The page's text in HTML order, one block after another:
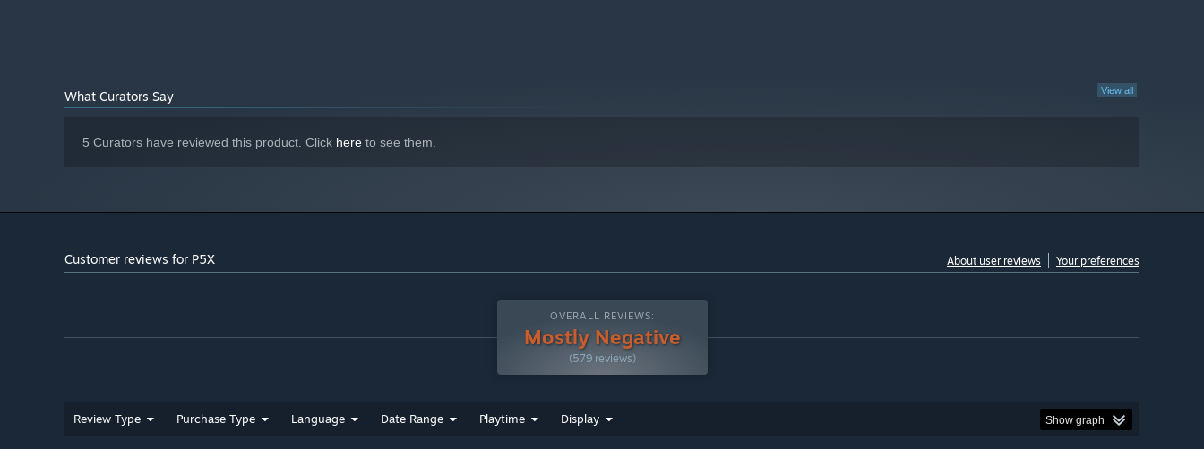
功能拓展
新增潜能：春恩
一定百分比的回复效果，并使所有同伴的伤害提升，持续若干回合。
View all
What Curators Say
5 Curators have reviewed this product. Click here to see them.
Customer reviews for P5X About user reviews Your preferences
OVERALL REVIEWS:
Mostly Negative
(579 reviews)
Review Type Purchase Type Language Date Range Playtime Display Show graph